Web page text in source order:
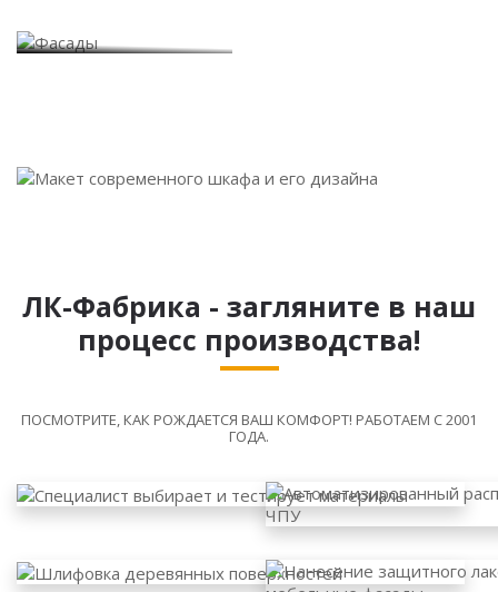
ЛК-Фабрика - загляните в наш
процесс производства!
ПОСМОТРИТЕ, КАК РОЖДАЕТСЯ ВАШ КОМФОРТ! РАБОТАЕМ С 2001
ГОДА.